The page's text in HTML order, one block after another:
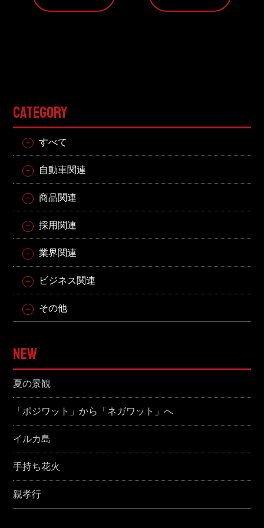
CATEGORY
すべて
自動車関連
商品関連
採用関連
業界関連
ビジネス関連
その他
NEW
夏の景観
「ポジワット」から「ネガワット」へ
イルカ島
手持ち花火
親孝行